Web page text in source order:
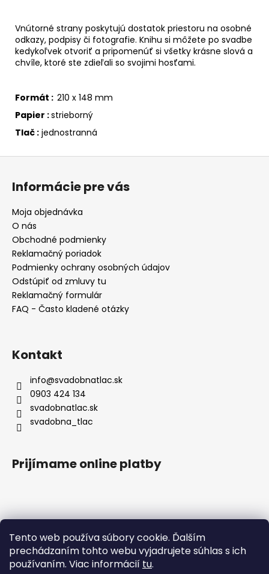
Tento web používa súbory cookie. Ďalším
prechádzaním tohto webu vyjadrujete súhlas s ich
používaním. Viac informácií tu.
Vnútorné strany poskytujú dostatok priestoru na osobné
odkazy, podpisy či fotografie. Knihu si môžete po svadbe
kedykoľvek otvoriť a pripomenúť si všetky krásne slová a
chvíle, ktoré ste zdieľali so svojimi hosťami.
Formát : 210 x 148 mm
Papier :strieborný
Tlač : jednostranná
Z
Informácie pre vás
Moja objednávka
O nás
Obchodné podmienky
Reklamačný poriadok
Podmienky ochrany osobných údajov
Odstúpiť od zmluvy tu
Reklamačný formulár
FAQ - Často kladené otázky
Kontakt
info@svadobnatlac.sk
0903 424 134
svadobnatlac.sk
svadobna_tlac
Prijímame online platby
Blog
Svadobné trendy na rok 2026